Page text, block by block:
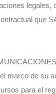
legales,
que
marco de su
para el